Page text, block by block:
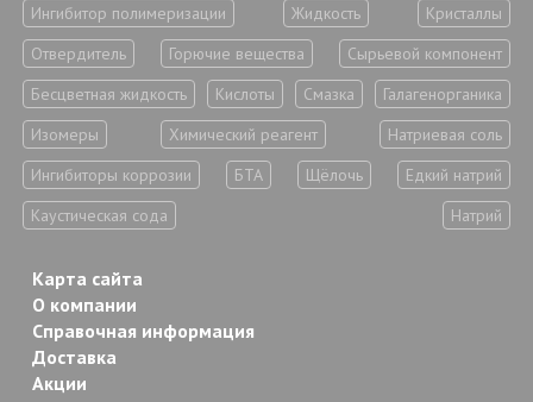
Ингибитор полимеризации
Жидкость
Кристаллы
Отвердитель
Горючие вещества
Сырьевой компонент
Бесцветная жидкость
Кислоты Смазка
Галагенорганика
Изомеры
Химический реагент
Натриевая соль
Ингибиторы коррозии
БТА Щёлочь
Едкий натрий
Каустическая сода
Натрий
Карта сайта
О компании
Справочная информация
Доставка
Акции